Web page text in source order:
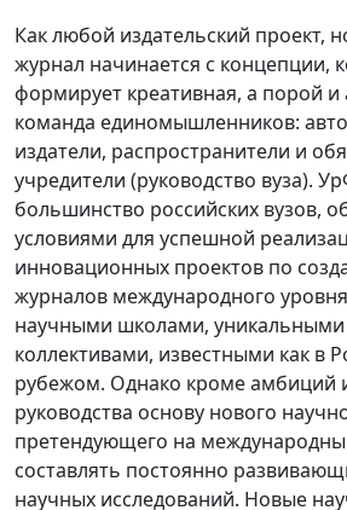
Как любой издательский проект,
журнал начинается с концепции,
формирует креативная, а порой
команда единомышленников:
издатели, распространители и
учредители (руководство вуза).
большинство российских вузов,
условиями для успешной
инновационных проектов по
журналов международного
научными школами, уникальными
коллективами, известными как в
рубежом. Однако кроме амбиций
руководства основу нового
претендующего на
составлять постоянно
научных исследований. Новые